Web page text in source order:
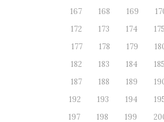
167
168 169
172
173 174 175
177
178 179
182
183 184 185
187
188 189
192
193 194
197
198 199